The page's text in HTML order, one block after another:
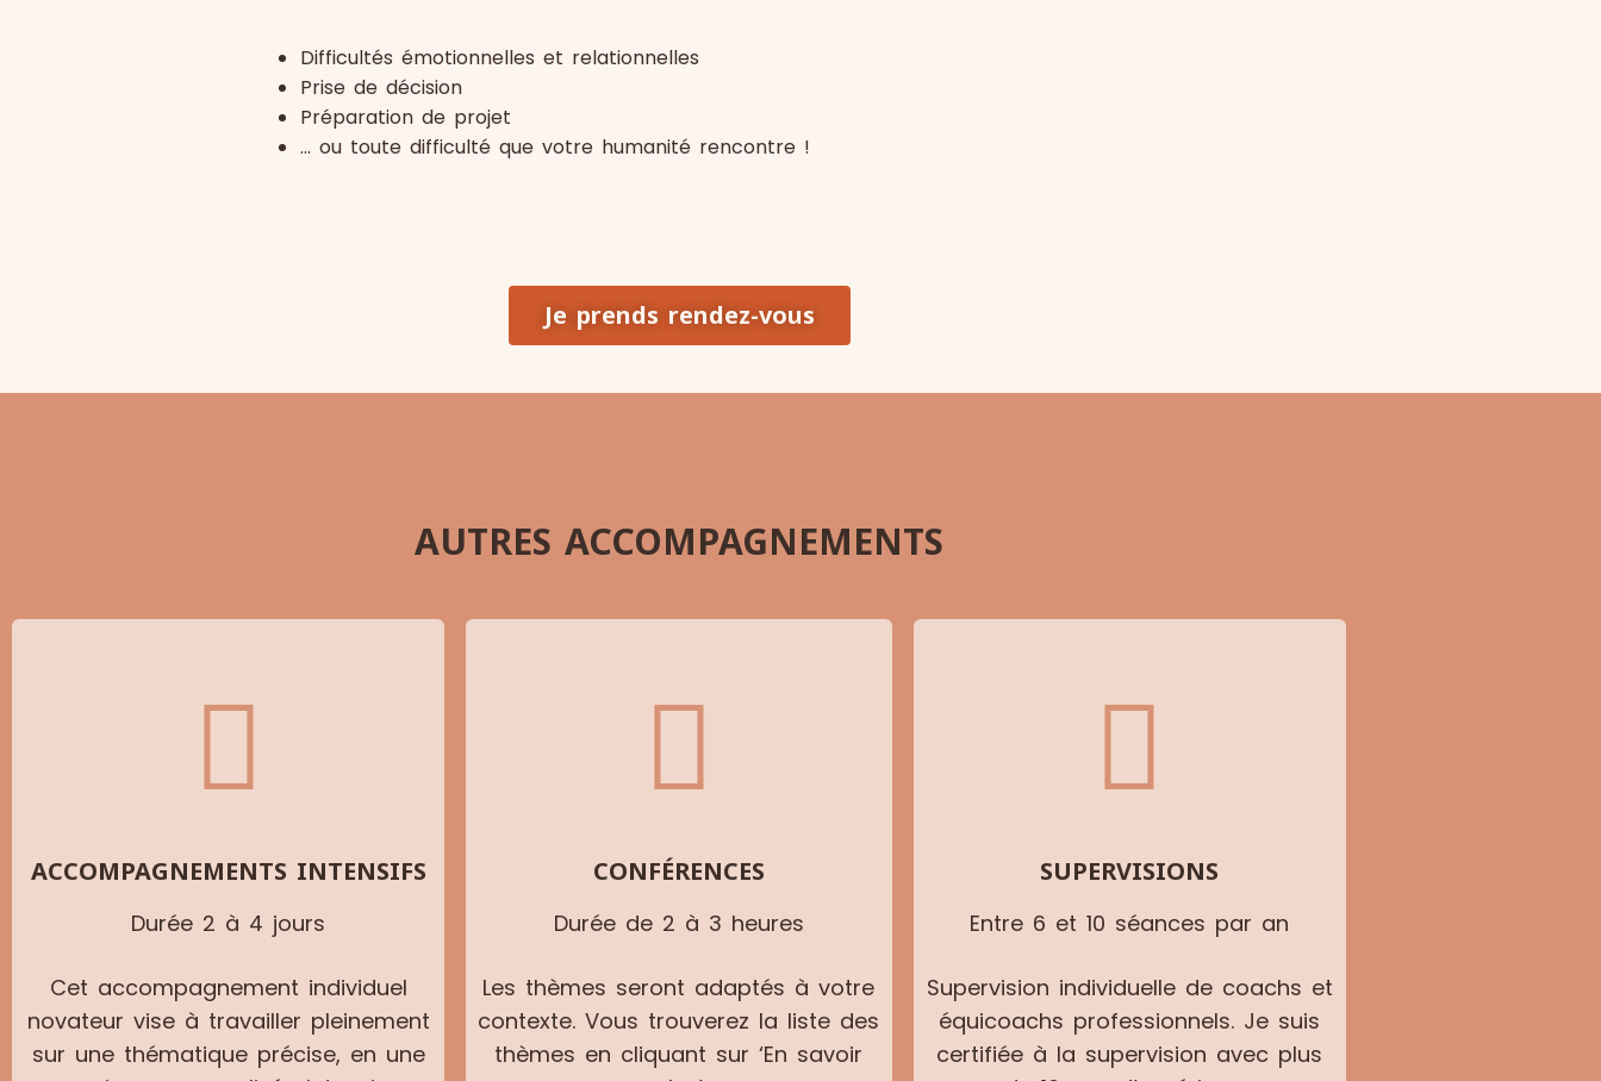
Difficultés émotionnelles et relationnelles
Prise de décision
Préparation de projet
… ou toute difficulté que votre humanité rencontre !
Je prends rendez-vous
AUTRES ACCOMPAGNEMENTS
ACCOMPAGNEMENTS INTENSIFS
Durée 2 à 4 jours
Cet accompagnement individuel
novateur vise à travailler pleinement
sur une thématique précise, en une
CONFÉRENCES
Durée de 2 à 3 heures
Les thèmes seront adaptés à votre
contexte. Vous trouverez la liste des
thèmes en cliquant sur ‘En savoir
SUPERVISIONS
Entre 6 et 10 séances par an
Supervision individuelle de coachs et
équicoachs professionnels. Je suis
certifiée à la supervision avec plus